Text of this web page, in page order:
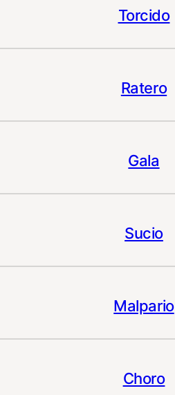
Torcido
Ratero
Gala
Sucio
Malpario
Choro